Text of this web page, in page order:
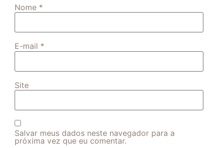
Nome *
E-mail *
Site
Salvar meus dados neste navegador para a
próxima vez que eu comentar.